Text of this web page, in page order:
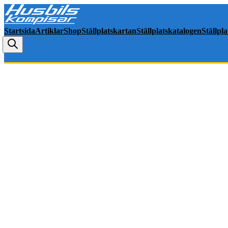
StartsidaArtiklarShopStällplatskartanStällplatskatalogen